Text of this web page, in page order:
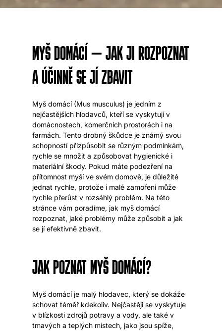
MYŠ DOMÁCÍ – JAK JI ROZPOZNAT
A ÚČINNĚ SE JÍ ZBAVIT
Myš domácí (Mus musculus) je jedním z
nejčastějších hlodavců, kteří se vyskytují v
domácnostech, komerčních prostorách i na
farmách. Tento drobný škůdce je známý svou
schopností přizpůsobit se různým podmínkám,
rychle se množit a způsobovat hygienické i
materiální škody. Pokud máte podezření na
přítomnost myší ve svém domově, je důležité
jednat rychle, protože i malé zamoření může
rychle přerůst v rozsáhlý problém. Na této
stránce vám poradíme, jak myš domácí
rozpoznat, jaké problémy může způsobit a jak
se jí efektivně zbavit.
JAK POZNAT MYŠ DOMÁCÍ?
Myš domácí je malý hlodavec, který se dokáže
schovat téměř kdekoliv. Nejčastěji se vyskytuje
v blízkosti zdrojů potravy a vody, ale také v
tmavých a teplých místech, jako jsou spíže,